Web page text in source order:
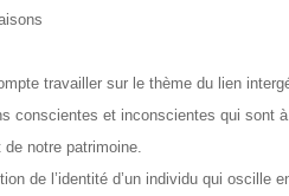
travailler sur le thème du lien
conscientes et inconscientes qui sont
notre patrimoine.
de l’identité d’un individu qui oscille